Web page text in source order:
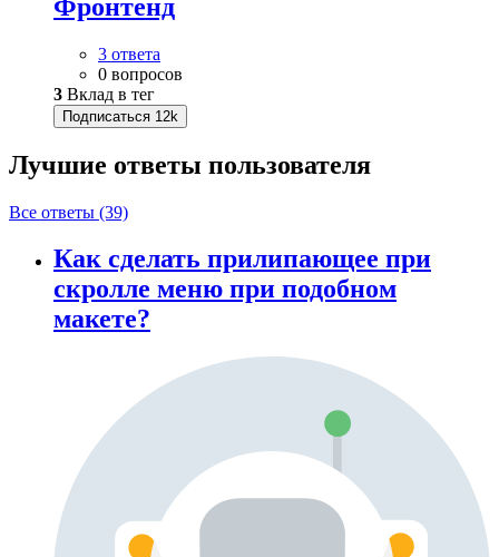
Фронтенд
3 ответа
0 вопросов
3 Вклад в тег
Подписаться 12k
Лучшие ответы пользователя
Все ответы (39)
Как сделать прилипающее при
скролле меню при подобном
макете?